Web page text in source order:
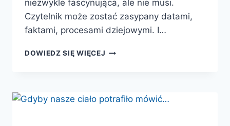
niezwykle fascynująca, ale nie musi.
Czytelnik może zostać zasypany datami,
faktami, procesami dziejowymi. I…
DOWIEDZ SIĘ WIĘCEJ HISTORIA
WYNALEZIENIE
CHIRURGII